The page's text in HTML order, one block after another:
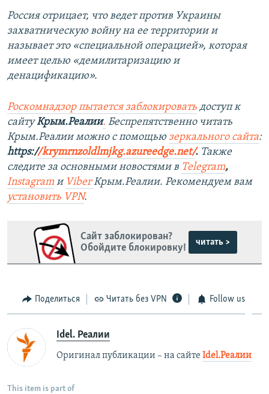
Россия отрицает, что ведет против Украины
захватническую войну на ее территории и
называет это «специальной операцией», которая
имеет целью «демилитаризацию и
денацификацию».
Роскомнадзор пытается заблокировать доступ к
сайтуКрым.Реалии. Беспрепятственно читать
Крым.Реалии можно с помощью зеркального сайта:
https://krymrnzoldlmjkg.azureedge.net/. Также
следите за основными новостями в Telegram,
Instagram и ViberКрым.Реалии. Рекомендуем вам
установить VPN.
Сайт заблокирован?
Обойдите блокировку!
читать >
Поделиться Читать без VPN Follow us
Idel. Реалии
Оригинал публикации – на сайте Idel.Реалии
This item is part of